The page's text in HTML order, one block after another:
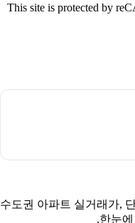
This site is protected by
수도권 아파트 실거래가,
한눈